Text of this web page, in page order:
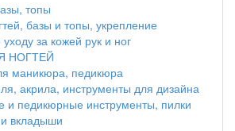
топы
базы и топы, укрепление
за кожей рук и ног
НОГТЕЙ
маникюра, педикюра
акрила, инструменты для дизайна
педикюрные инструменты, пилки
вкладыши